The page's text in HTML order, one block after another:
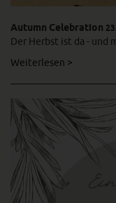
Autumn Celebration
Der Herbst ist da - und
Weiterlesen >